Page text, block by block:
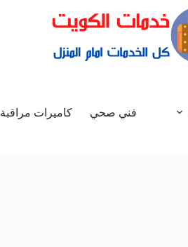
فني صحي كاميرات مراقبة